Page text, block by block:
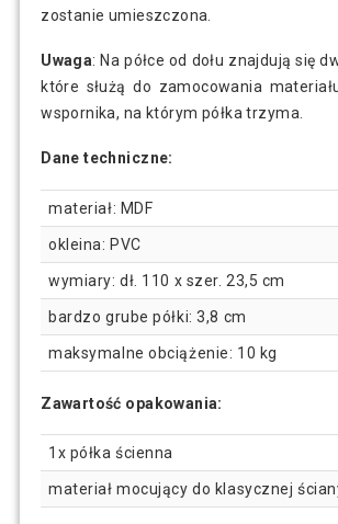
zostanie umieszczona.
Uwaga: Na półce od dołu znajdują się
które służą do zamocowania
wspornika, na którym półka trzyma.
Dane techniczne:
materiał: MDF
okleina: PVC
wymiary: dł. 110 x szer. 23,5 cm
bardzo grube półki: 3,8 cm
maksymalne obciążenie: 10 kg
Zawartość opakowania:
1x półka ścienna
materiał mocujący do klasycznej